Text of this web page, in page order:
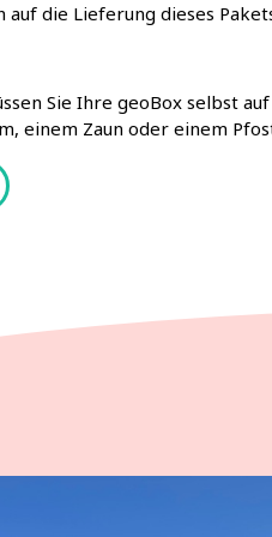
auf die Lieferung dieses
Sie Ihre geoBox selbst
einem Zaun oder einem